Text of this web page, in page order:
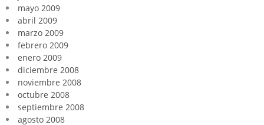
mayo 2009
abril 2009
marzo 2009
febrero 2009
enero 2009
diciembre 2008
noviembre 2008
octubre 2008
septiembre 2008
agosto 2008